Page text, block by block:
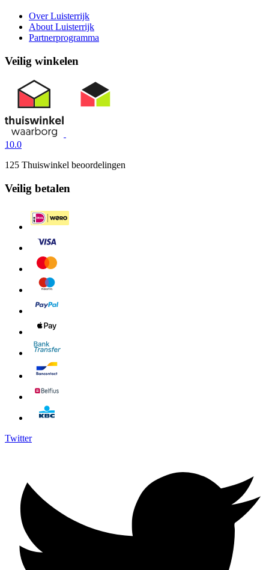
Over Luisterrijk
About Luisterrijk
Partnerprogramma
Veilig winkelen
10.0
125 Thuiswinkel beoordelingen
Veilig betalen
Twitter